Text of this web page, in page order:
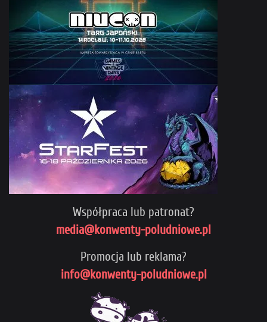
Współpraca lub patronat?
media@konwenty-poludniowe.pl
Promocja lub reklama?
info@konwenty-poludniowe.pl